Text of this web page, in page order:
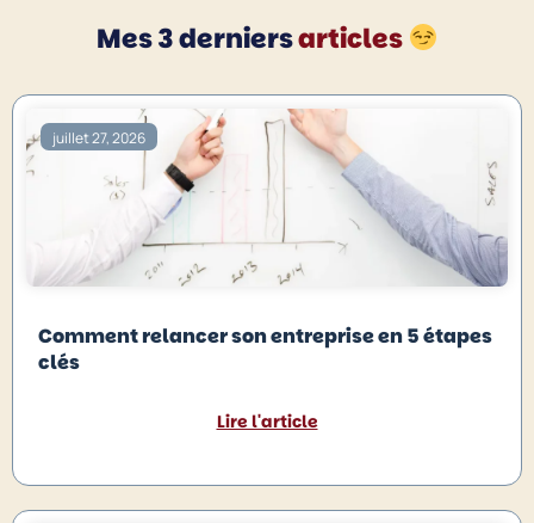
Mes 3 derniersarticles
juillet 27, 2026
Comment relancer son entreprise en 5 étapes
clés
Lire l'article